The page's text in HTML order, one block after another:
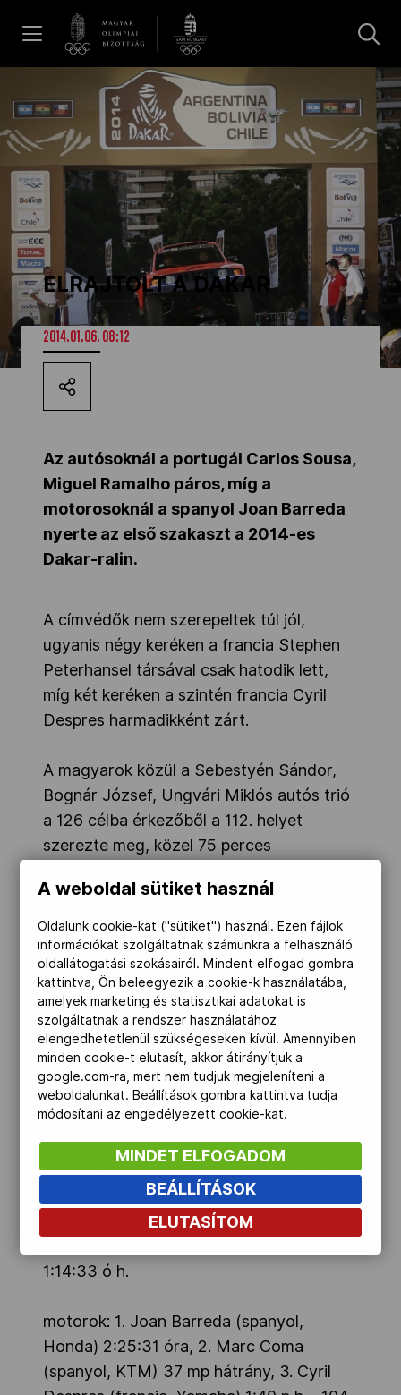
Hírek
Galéria
Dakar 2026
Los Angeles 2028
MOB
NOB
Társszervezetek
OVEP
Adatbank
ELRAJTOLT A DAKAR
2014.01.06. 08:12
Az autósoknál a portugál Carlos Sousa,
Miguel Ramalho páros, míg a
motorosoknál a spanyol Joan Barreda
nyerte az első szakaszt a 2014-es
Dakar-ralin.
A címvédők nem szerepeltek túl jól,
ugyanis négy keréken a francia Stephen
Peterhansel társával csak hatodik lett,
míg két keréken a szintén francia Cyril
Despres harmadikként zárt.
A magyarok közül a Sebestyén Sándor,
Bognár József, Ungvári Miklós autós trió
a 126 célba érkezőből a 112. helyet
szerezte meg, közel 75 perces
Dési János a 104. lett, közel
negyvenperces hátránnyal. A 40 quados
között viszont kifejezetten jól szerepelt
Somfai Mátyás, aki a legjobbhoz képest
12:50 perces hátránnyal, kilencedikként
várja a folytatást.
1. szakasz, San Lorenzo-San Luis, 180 km:
autók: 1. Carlos Sousa, Miguel Ramalho
(portugál, Haval) 2:20:36 óra, 2. Orlando
Terranova, Paulo Fiuza (argentin,
portugál, Mini) 11 mp hátrány, 3. Nasszer
al-Attijah, Lucas Cruz (katari, spanyol,
Mini) 47 mp h.,...112. Sebestyén Sándor,
1:14:33 ó h.
motorok: 1. Joan Barreda (spanyol,
Honda) 2:25:31 óra, 2. Marc Coma
(spanyol, KTM) 37 mp hátrány, 3. Cyril
A weboldal sütiket használ
Oldalunk cookie-kat ("sütiket") használ. Ezen fájlok
információkat szolgáltatnak számunkra a felhasználó
oldallátogatási szokásairól. Mindent elfogad gombra
kattintva, Ön beleegyezik a cookie-k használatába,
amelyek marketing és statisztikai adatokat is
szolgáltatnak a rendszer használatához
elengedhetetlenül szükségeseken kívül. Amennyiben
minden cookie-t elutasít, akkor átirányítjuk a
google.com-ra, mert nem tudjuk megjeleníteni a
weboldalunkat. Beállítások gombra kattintva tudja
módosítani az engedélyezett cookie-kat.
MINDET ELFOGADOM
BEÁLLÍTÁSOK
ELUTASÍTOM